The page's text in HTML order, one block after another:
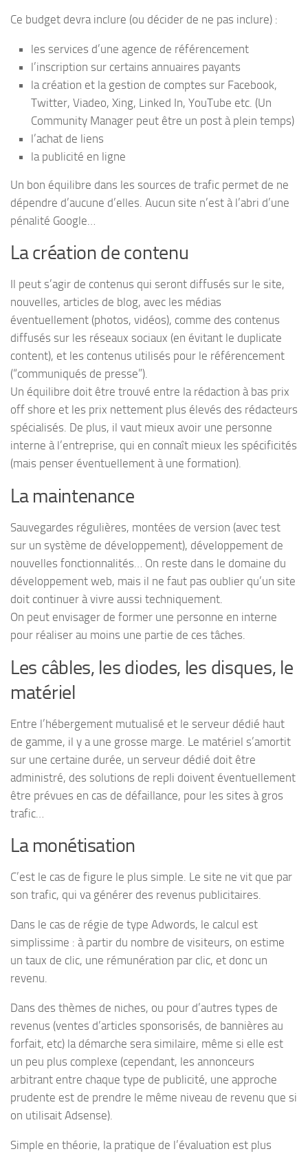
Ce budget devra inclure (ou décider de ne pas inclure) :
les services d’une agence de référencement
l’inscription sur certains annuaires payants
la création et la gestion de comptes sur Facebook,
Twitter, Viadeo, Xing, Linked In, YouTube etc. (Un
Community Manager peut être un post à plein temps)
l’achat de liens
la publicité en ligne
Un bon équilibre dans les sources de trafic permet de ne
dépendre d’aucune d’elles. Aucun site n’est à l’abri d’une
pénalité Google…
La création de contenu
Il peut s’agir de contenus qui seront diffusés sur le site,
nouvelles, articles de blog, avec les médias
éventuellement (photos, vidéos), comme des contenus
diffusés sur les réseaux sociaux (en évitant le duplicate
content), et les contenus utilisés pour le référencement
(“communiqués de presse”).
Un équilibre doit être trouvé entre la rédaction à bas prix
off shore et les prix nettement plus élevés des rédacteurs
spécialisés. De plus, il vaut mieux avoir une personne
interne à l’entreprise, qui en connaît mieux les spécificités
(mais penser éventuellement à une formation).
La maintenance
Sauvegardes régulières, montées de version (avec test
sur un système de développement), développement de
nouvelles fonctionnalités… On reste dans le domaine du
développement web, mais il ne faut pas oublier qu’un site
doit continuer à vivre aussi techniquement.
On peut envisager de former une personne en interne
pour réaliser au moins une partie de ces tâches.
Les câbles, les diodes, les disques, le
matériel
Entre l’hébergement mutualisé et le serveur dédié haut
de gamme, il y a une grosse marge. Le matériel s’amortit
sur une certaine durée, un serveur dédié doit être
administré, des solutions de repli doivent éventuellement
être prévues en cas de défaillance, pour les sites à gros
trafic…
La monétisation
C’est le cas de figure le plus simple. Le site ne vit que par
son trafic, qui va générer des revenus publicitaires.
Dans le cas de régie de type Adwords, le calcul est
simplissime : à partir du nombre de visiteurs, on estime
un taux de clic, une rémunération par clic, et donc un
revenu.
Dans des thèmes de niches, ou pour d’autres types de
revenus (ventes d’articles sponsorisés, de bannières au
forfait, etc) la démarche sera similaire, même si elle est
un peu plus complexe (cependant, les annonceurs
arbitrant entre chaque type de publicité, une approche
prudente est de prendre le même niveau de revenu que si
on utilisait Adsense).
Simple en théorie, la pratique de l’évaluation est plus